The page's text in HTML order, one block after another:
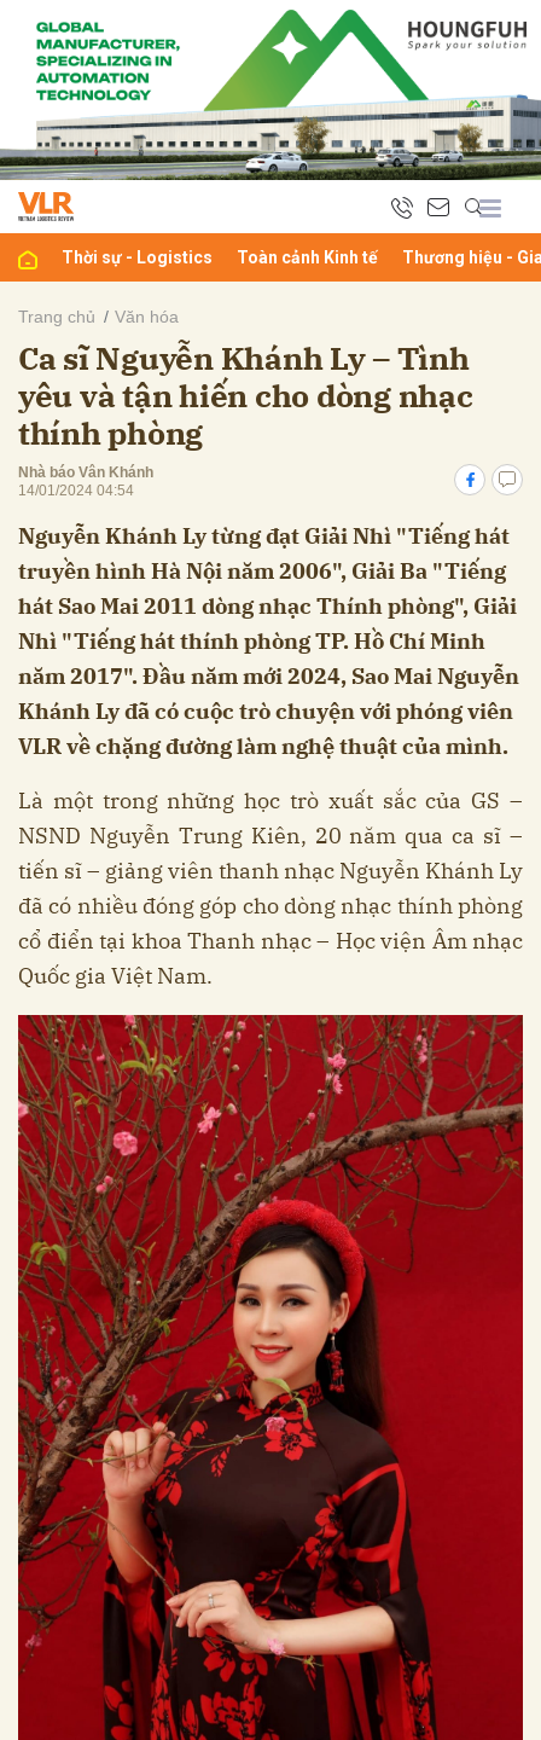
Thời sự - Logistics Toàn cảnh Kinh tế Thương hiệu -
Trang chủ Văn hóa
Ca sĩ Nguyễn Khánh Ly – Tình
yêu và tận hiến cho dòng nhạc
thính phòng
Nhà báo Vân Khánh
14/01/2024 04:54
Nguyễn Khánh Ly từng đạt Giải Nhì "Tiếng hát
truyền hình Hà Nội năm 2006", Giải Ba "Tiếng
hát Sao Mai 2011 dòng nhạc Thính phòng", Giải
Nhì "Tiếng hát thính phòng TP. Hồ Chí Minh
năm 2017". Đầu năm mới 2024, Sao Mai Nguyễn
Khánh Ly đã có cuộc trò chuyện với phóng viên
VLR về chặng đường làm nghệ thuật của mình.
Là một trong những học trò xuất sắc của GS –
NSND Nguyễn Trung Kiên, 20 năm qua ca sĩ –
tiến sĩ – giảng viên thanh nhạc Nguyễn Khánh Ly
đã có nhiều đóng góp cho dòng nhạc thính phòng
cổ điển tại khoa Thanh nhạc – Học viện Âm nhạc
Quốc gia Việt Nam.
luận
Hủy